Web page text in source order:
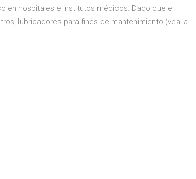
en hospitales e institutos médicos. Dado que el
lubricadores para fines de mantenimiento (vea la